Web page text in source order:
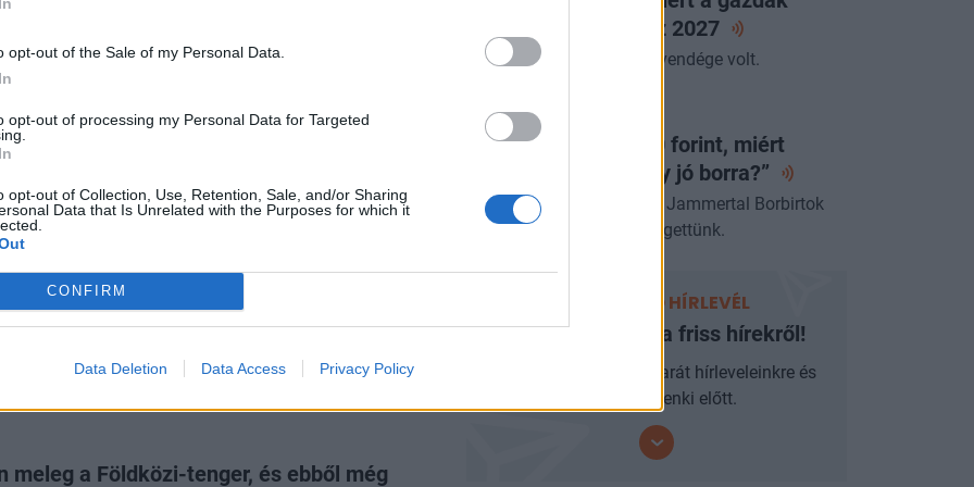
opt-out of the Sale of my Personal Data.
opt-out of processing my Personal Data for Targeted
opt-out of Collection, Use, Retention, Sale, and/or Sharing
Data that Is Unrelated with the Purposes for which it
CONFIRM
Data Deletion Data Access Privacy Policy
tízezer áldozatot követelt a hőség
és még nincs vége
is tart még a hőhullám.
kór gyanúja miatt állítottak le egy
hajót
tesztelnek.
meleg a Földközi-tenger, és ebből még
döntöttek és mit hoz 2027
A miniszter az Alapvetés vendége volt.
PORTFOLIO BUSINESS
„Ha egy lángos 2000 forint, miért
sajnáljuk a pénzt egy jó borra?”
Szűcs Róberttel, a villányi Jammertal Borbirtok
társtulajdonosával beszélgettünk.
PORTFOLIO HÍRLEVÉL
Ne maradjon le a friss hírekről!
Iratkozzon fel mobilbarát hírleveleinkre és
járjon mindenki előtt.